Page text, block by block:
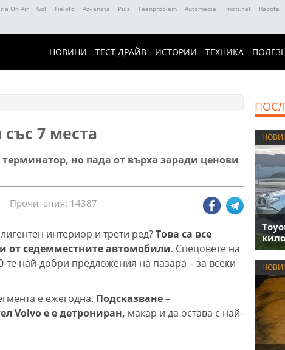
On Air Gol Tialoto Az-jenata Puls Teenproblem Automedia Imoti.net Rabota
НОВИНИ ТЕСТ ДРАЙВ ИСТОРИИ ТЕХНИКА
7 места
но пада от върха заради ценови
Прочитания: 14387
интериор и трети ред?Това са все
от седемместните автомобили. Спецовете на
те най-добри предложения на пазара – за всеки
е ежегодна. Подсказване –
Volvo e е детрониран, макар и да остава с най-